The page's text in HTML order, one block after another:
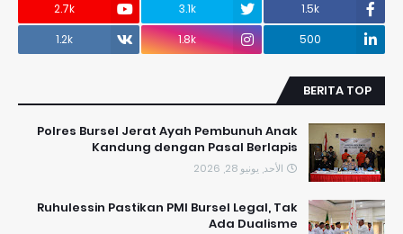
1.5k
3.1k
2.7k
500
1.8k
1.2k
BERITA TOP
Polres Bursel Jerat Ayah Pembunuh Anak
Kandung dengan Pasal Berlapis
الأحد, يونيو 28, 2026
​Ruhulessin Pastikan PMI Bursel Legal, Tak
Ada Dualisme